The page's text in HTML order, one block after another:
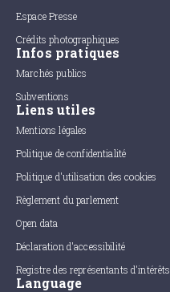
Espace Presse
Crédits photographiques
Infos pratiques
Marchés publics
Subventions
Liens utiles
Mentions légales
Politique de confidentialité
Politique d'utilisation des cookies
Règlement du parlement
Open data
Déclaration d'accessibilité
Registre des représentants d'intérêts
Language